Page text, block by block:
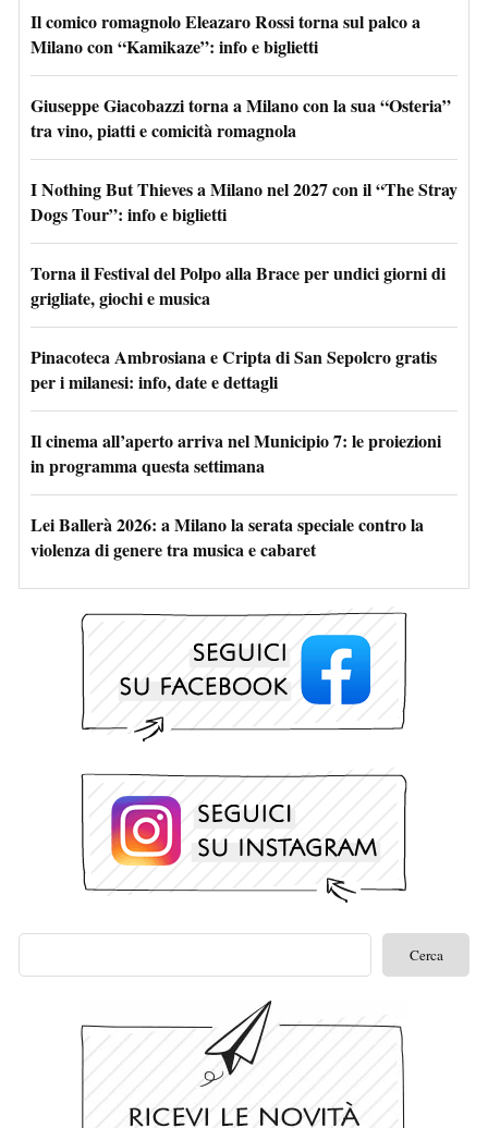
Il comico romagnolo Eleazaro Rossi torna sul palco a
Milano con “Kamikaze”: info e biglietti
Giuseppe Giacobazzi torna a Milano con la sua “Osteria”
tra vino, piatti e comicità romagnola
I Nothing But Thieves a Milano nel 2027 con il “The Stray
Dogs Tour”: info e biglietti
Torna il Festival del Polpo alla Brace per undici giorni di
grigliate, giochi e musica
Pinacoteca Ambrosiana e Cripta di San Sepolcro gratis
per i milanesi: info, date e dettagli
Il cinema all’aperto arriva nel Municipio 7: le proiezioni
in programma questa settimana
Lei Ballerà 2026: a Milano la serata speciale contro la
violenza di genere tra musica e cabaret